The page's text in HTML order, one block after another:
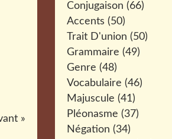
»
Conjugaison (66)
Accents (50)
Trait D'union (50)
Grammaire (49)
Genre (48)
Vocabulaire (46)
Majuscule (41)
Pléonasme (37)
Négation (34)